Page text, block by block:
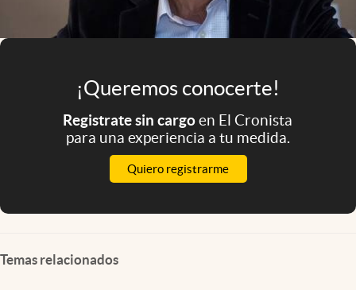
¡Queremos conocerte!
Registrate sin cargoen El Cronista
para una experiencia a tu medida.
Quiero registrarme
Temas relacionados